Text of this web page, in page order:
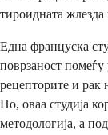
тироидната жлезда
Една француска
поврзаност помеѓу
рецепторите и рак
Но, оваа студија
методологија, а